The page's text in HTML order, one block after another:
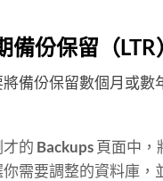
備份保留（LTR
備份保留數個月或數
的 Backups頁面中，
你需要調整的資料庫，